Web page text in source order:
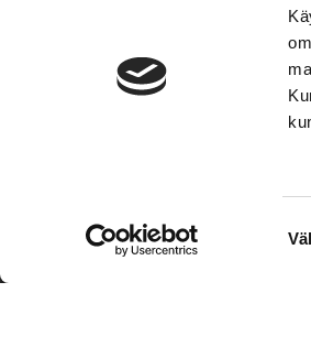
Hockey-Team Vaasan Sport